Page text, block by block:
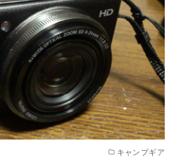
キャンプギア